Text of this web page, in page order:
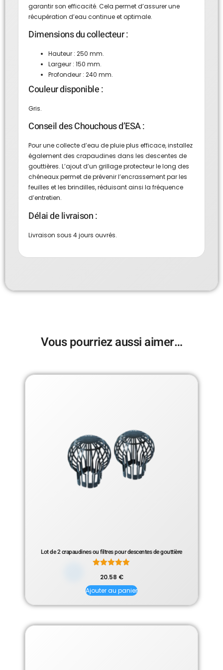
garantir son efficacité. Cela permet d’assurer une
récupération d’eau continue et optimale.
Dimensions du collecteur :
Hauteur : 250 mm.
Largeur : 150 mm.
Profondeur : 240 mm.
Couleur disponible :
Gris.
Conseil des Chouchous d’ESA :
Pour une collecte d’eau de pluie plus efficace, installez
également des crapaudines dans les descentes de
gouttières. L’ajout d’un grillage protecteur le long des
chéneaux permet de prévenir l’encrassement par les
feuilles et les brindilles, réduisant ainsi la fréquence
d’entretien.
Délai de livraison :
Livraison sous 4 jours ouvrés.
Vous pourriez aussi aimer…
Lot de 2 crapaudines ou filtres pour descentes de gouttière
5.00
sur 5
20.58 €
Ajouter au panier